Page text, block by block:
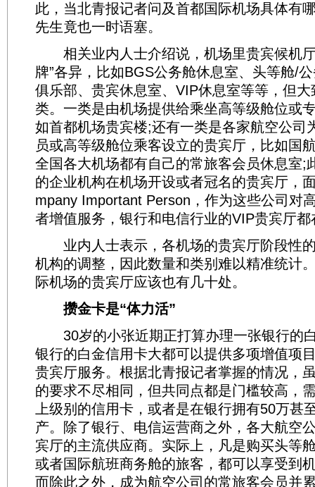
此，当北青报记者问及首都国际机场具体有
先生竟也一时语塞。
相关业内人士介绍说，机场里贵宾候机厅
牌”各异，比如BGS公务舱休息室、头等舱/
俱乐部、贵宾休息室、VIP休息室等等，但
类。一类是由机场提供给乘坐高等级舱位或
如首都机场贵宾楼;还有一类是各家航空公司
员或高等级舱位乘客设立的贵宾厅，比如国
全国各大机场都有自己的常旅客会员休息室;
的企业机构在机场开设或者冠名的贵宾厅，
mpany Important Person，作为这些公司对
者增值服务，银行和电信行业的VIP贵宾厅都
业内人士表示，各机场的贵宾厅阶段性
机构的调整，因此数量和类别难以精准统计
际机场的贵宾厅应该也有几十处。
攒金卡是“体力活”
30岁的小张近期正打算办理一张银行的
银行的白金信用卡大都可以提供多项增值项
贵宾厅服务。根据北青报记者掌握的情况，
的要求不尽相同，但共同点都是门槛较高，
上级别的信用卡，或者是在银行拥有50万甚
产。除了银行、电信运营商之外，各大航空
宾厅的主流供应商。实际上，凡是购买头等
或者国际航班商务舱的旅客，都可以享受到
而除此之外，成为航空公司的常旅客会员并